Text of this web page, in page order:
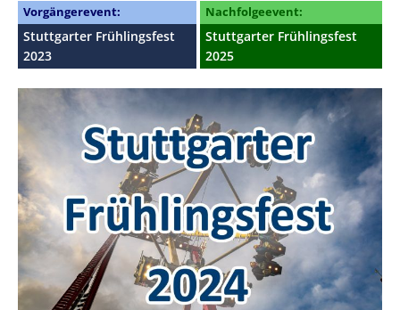
Vorgängerevent:
Stuttgarter Frühlingsfest
2023
Nachfolgeevent:
Stuttgarter Frühlingsfest
2025